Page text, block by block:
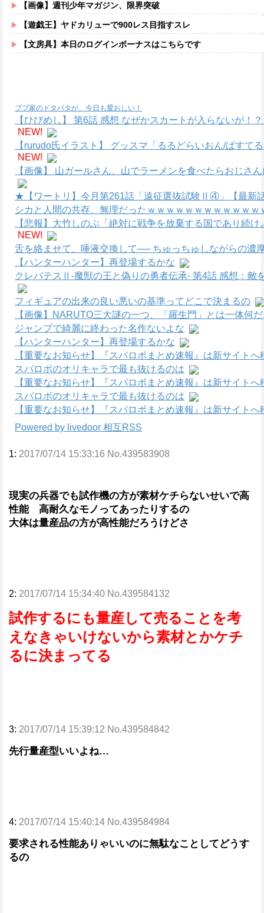
【画像】週刊少年マガジン、限界突破
【遊戯王】ヤドカリューで900レス目指すスレ
【文房具】本日のログインボーナスはこちらです
ブブ家のドタバタが、今日も愛おしい！
【ひびめし】 第6話 感想 なぜかスカートが入らないが！
NEW!
【rurudo氏イラスト】 グッスマ「るるどらいおん/ぱすて
NEW!
【画像】 山ガールさん、山でラーメンを食べたらおじさ
★【ワートリ】今月第261話「遠征選抜試験Ⅱ④」【最新
シカと人間の共存、無理だったｗｗｗｗｗｗｗｗｗｗｗｗ
【悲報】大竹しのぶ「絶対に戦争を放棄する国であり続
NEW!
舌を絡ませて、唾液交換して── ちゅっちゅしながらの濃
【ハンターハンター】再登場するかな
クレバテスⅡ-魔獣の王と偽りの勇者伝承- 第4話 感想：敵
フィギュアの出来の良い悪いの基準ってどこで決まるの
【画像】NARUTO三大謎の一つ、「羅生門」とは一体何
ジャンプで綺麗に終わった名作ないよな
【ハンターハンター】再登場するかな
【重要なお知らせ】『スパロボまとめ速報』は新サイトへ
スパロボのオリキャラで最も抜けるのは
【重要なお知らせ】『スパロボまとめ速報』は新サイトへ
スパロボのオリキャラで最も抜けるのは
【重要なお知らせ】『スパロボまとめ速報』は新サイトへ
Powered by livedoor 相互RSS
1: 2017/07/14 15:33:16 No.439583908
現実の兵器でも試作機の方が素材ケチらないせいで高
性能 高耐久なモノってあったりするの
大体は量産品の方が高性能だろうけどさ
2: 2017/07/14 15:34:40 No.439584132
試作するにも量産して売ることを考
えなきゃいけないから素材とかケチ
るに決まってる
3: 2017/07/14 15:39:12 No.439584842
先行量産型いいよね…
4: 2017/07/14 15:40:14 No.439584984
要求される性能ありゃいいのに無駄なことしてどうす
るの